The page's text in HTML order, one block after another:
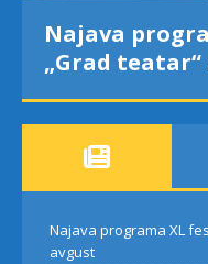
Najava
„Grad teatar“
Najava programa XL
avgust